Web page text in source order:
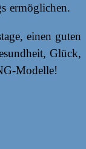
ermöglichen.
einen guten
Glück,
Modelle!